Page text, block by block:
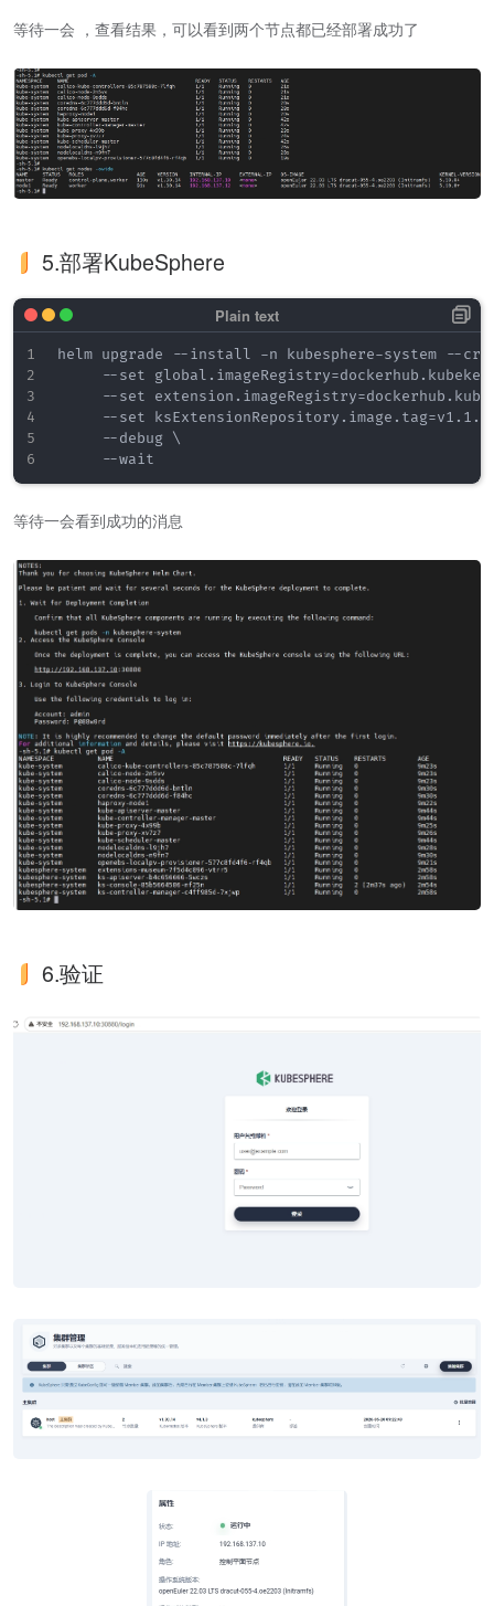
等待一会 ，查看结果，可以看到两个节点都已经部署成功了
5.部署KubeSphere
helm upgrade --install -n kubesphere-system --
--set
--set
--set ksExtensionRepository.image.tag=v1.1.6
     --debug \
等待一会看到成功的消息
6.验证